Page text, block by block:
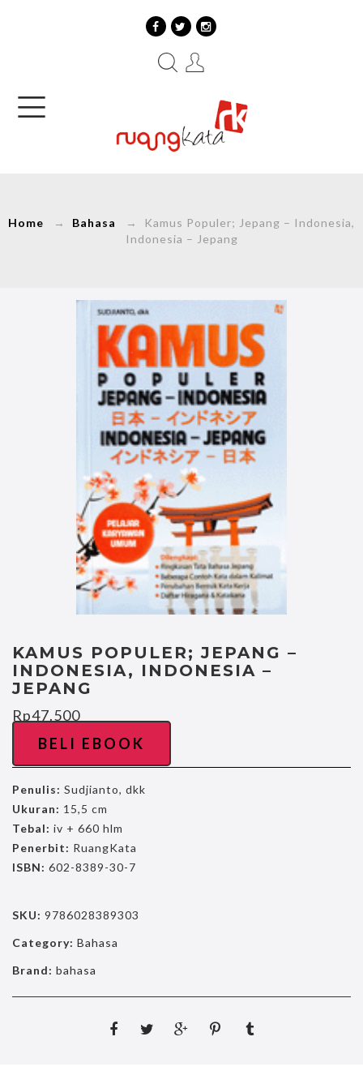
Home → Bahasa
→ Kamus Populer; Jepang – Indonesia,
Indonesia – Jepang
KAMUS POPULER; JEPANG –
INDONESIA, INDONESIA –
JEPANG
Rp47.500
BELI EBOOK
Penulis: Sudjianto, dkk
Ukuran: 15,5 cm
Tebal: iv + 660 hlm
Penerbit: RuangKata
ISBN: 602-8389-30-7
SKU: 9786028389303
Category: Bahasa
Brand: bahasa